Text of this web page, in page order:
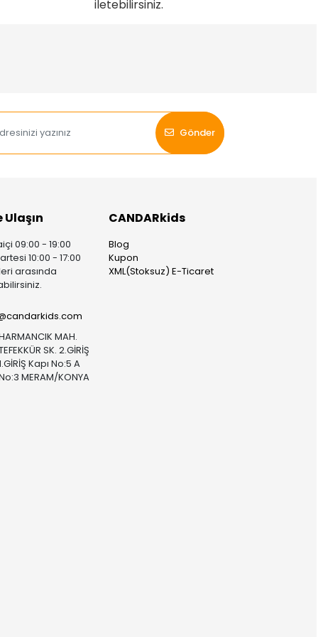
iletebilirsiniz.
Gönder
Ulaşın
09:00 - 19:00
10:00 - 17:00
arasında
MAH.
SK. 2.GİRİŞ
Kapı No:5 A
MERAM/KONYA
CANDARkids
Blog
Kupon
XML(Stoksuz) E-Ticaret